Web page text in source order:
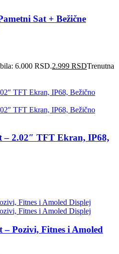
Sat + Bežične
6.000 RSD.2.999 RSDTrenutna
– 2.02″ TFT Ekran, IP68,
– Pozivi, Fitnes i Amoled